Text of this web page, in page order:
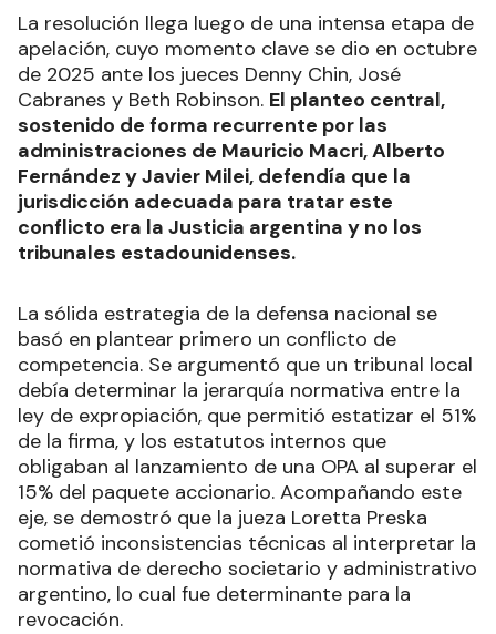
La resolución llega luego de una intensa etapa de
apelación, cuyo momento clave se dio en octubre
de 2025 ante los jueces Denny Chin, José
Cabranes y Beth Robinson. El planteo central,
sostenido de forma recurrente por las
administraciones de Mauricio Macri, Alberto
Fernández y Javier Milei, defendía que la
jurisdicción adecuada para tratar este
conflicto era la Justicia argentina y no los
tribunales estadounidenses.
La sólida estrategia de la defensa nacional se
basó en plantear primero un conflicto de
competencia. Se argumentó que un tribunal local
debía determinar la jerarquía normativa entre la
ley de expropiación, que permitió estatizar el 51%
de la firma, y los estatutos internos que
obligaban al lanzamiento de una OPA al superar el
15% del paquete accionario. Acompañando este
eje, se demostró que la jueza Loretta Preska
cometió inconsistencias técnicas al interpretar la
normativa de derecho societario y administrativo
argentino, lo cual fue determinante para la
revocación.